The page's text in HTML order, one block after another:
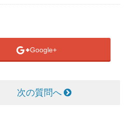
Google+
次の質問へ